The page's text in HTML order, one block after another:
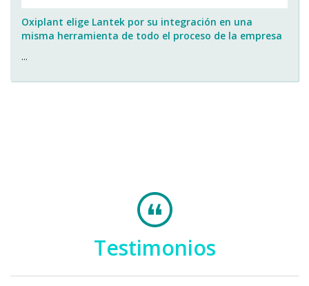
Oxiplant elige Lantek por su integración en una
misma herramienta de todo el proceso de la empresa
...
Testimonios